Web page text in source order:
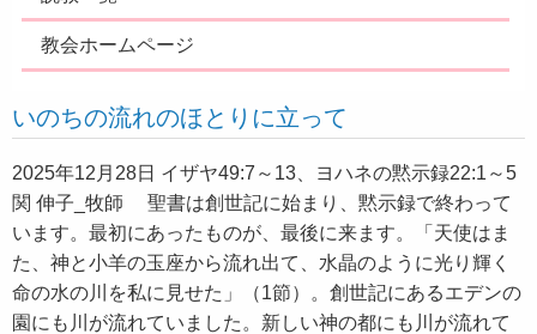
教会ホームページ
いのちの流れのほとりに立って
2025年12月28日 イザヤ49:7～13、ヨハネの黙示録22:1～5
関 伸子_牧師 聖書は創世記に始まり、黙示録で終わって
います。最初にあったものが、最後に来ます。「天使はま
た、神と小羊の玉座から流れ出て、水晶のように光り輝く
命の水の川を私に見せた」（1節）。創世記にあるエデンの
園にも川が流れていました。新しい神の都にも川が流れて